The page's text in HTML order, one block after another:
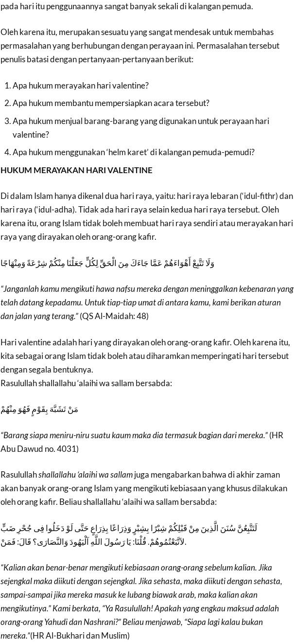
pada hari itu penggunaannya sangat banyak sekali di kalangan pemuda.
Oleh karena itu, merupakan sesuatu yang sangat mendesak untuk membahas
permasalahan yang berhubungan dengan perayaan ini. Permasalahan tersebut
penulis batasi dengan pertanyaan-pertanyaan berikut:
Apa hukum merayakan hari valentine?
Apa hukum membantu mempersiapkan acara tersebut?
Apa hukum menjual barang-barang yang digunakan untuk perayaan hari
valentine?
Apa hukum menggunakan ‘helm karet’ di kalangan pemuda-pemudi?
HUKUM MERAYAKAN HARI VALENTINE
Di dalam Islam hanya dikenal dua hari raya, yaitu: hari raya lebaran (‘idul-fithr) dan
hari raya (‘idul-adha). Tidak ada hari raya selain kedua hari raya tersebut. Oleh
karena itu, orang Islam tidak boleh membuat hari raya sendiri atau merayakan hari
raya yang dirayakan oleh orang-orang kafir.
وَلَا تَتَّبِعْ أَهْوَاءَهُمْ عَمَّا جَاءَكَ مِنَ الْحَقِّ لِكُلٍّ جَعَلْنَا مِنْكُمْ شِرْعَةً وَمِنْهَاجًا
“Janganlah kamu mengikuti hawa nafsu mereka dengan meninggalkan kebenaran yang
telah datang kepadamu. Untuk tiap-tiap umat di antara kamu, kami berikan aturan
dan jalan yang terang.”(QS Al-Maidah: 48)
Hari valentine adalah hari yang dirayakan oleh orang-orang kafir. Oleh karena itu,
kita sebagai orang Islam tidak boleh atau diharamkan memperingati hari tersebut
dengan segala bentuknya.
Rasulullah shallallahu ‘alaihi wa sallam bersabda:
مَنْ تَشَبَّهَ بِقَوْمٍ فَهُوَ مِنْهُمْ
“Barang siapa meniru-niru suatu kaum maka dia termasuk bagian dari mereka.”(HR
Abu Dawud no. 4031)
Rasulullahshallallahu ‘alaihi wa sallamjuga mengabarkan bahwa di akhir zaman
akan banyak orang-orang Islam yang mengikuti kebiasaan yang khusus dilakukan
oleh orang kafir. Beliau shallallahu ‘alaihi wa sallam bersabda:
لَتَتَّبِعُنَّ سُنَنَ الَّذِينَ مِنْ قَبْلِكُمْ شِبْرًا بِشِبْرٍ وَذِرَاعًا بِذِرَاعٍ حَتَّى لَوْ دَخَلُوا فِى جُحْرِ ضَبٍّ
لاَتَّبَعْتُمُوهُمْ. قُلْنَا: يَا رَسُولَ اللَّهِ آلْيَهُودَ وَالنَّصَارَى؟ قَالَ: فَمَنْ.
“Kalian akan benar-benar mengikuti kebiasaan orang-orang sebelum kalian. Jika
sejengkal maka diikuti dengan sejengkal. Jika sehasta, maka diikuti dengan sehasta,
sampai-sampai jika mereka masuk ke lubang biawak arab, maka kalian akan
mengikutinya.” Kami berkata, “Ya Rasulullah! Apakah yang engkau maksud adalah
orang-orang Yahudi dan Nashrani?” Beliau menjawab, “Siapa lagi kalau bukan
mereka.”(HR Al-Bukhari dan Muslim)